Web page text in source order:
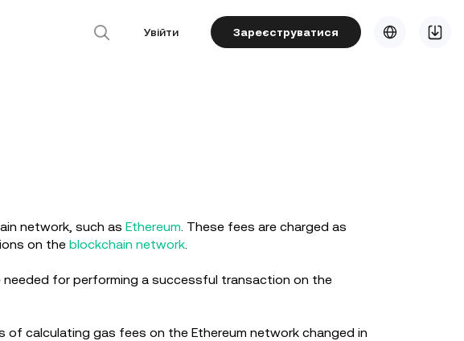
Увійти Зареєструватися
network, such as Ethereum. These fees are charged as
on the blockchain network.
for performing a successful transaction on the
of calculating gas fees on the Ethereum network changed in